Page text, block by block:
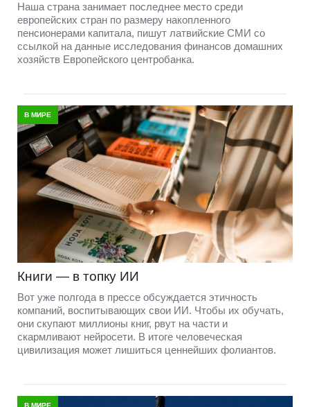
Наша страна занимает последнее место среди
европейских стран по размеру накопленного
пенсионерами капитала, пишут латвийские СМИ со
ссылкой на данные исследования финансов домашних
хозяйств Европейского центробанка.
В МИРЕ
Книги — в топку ИИ
Вот уже полгода в прессе обсуждается этичность
компаний, воспитывающих свои ИИ. Чтобы их обучать,
они скупают миллионы книг, рвут на части и
скармливают нейросети. В итоге человеческая
цивилизация может лишиться ценнейших фолиантов.
В МИРЕ